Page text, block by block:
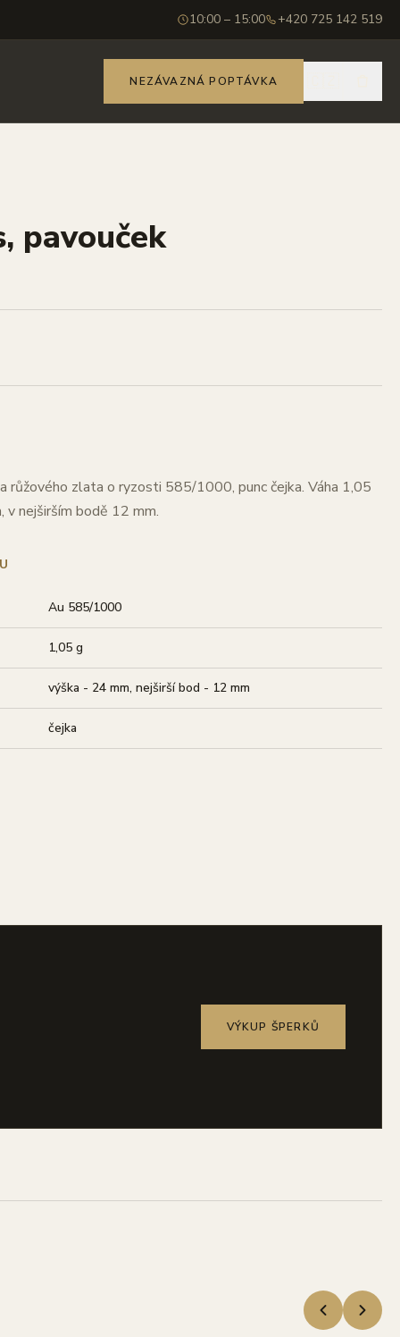
10:00 – 15:00 +420 725 142 519
NEZÁVAZNÁ POPTÁVKA
pavouček
růžového zlata o ryzosti 585/1000, punc čejka. Váha 1,05
v nejširším bodě 12 mm.
Au 585/1000
1,05 g
výška - 24 mm, nejširší bod - 12 mm
čejka
VÝKUP ŠPERKŮ